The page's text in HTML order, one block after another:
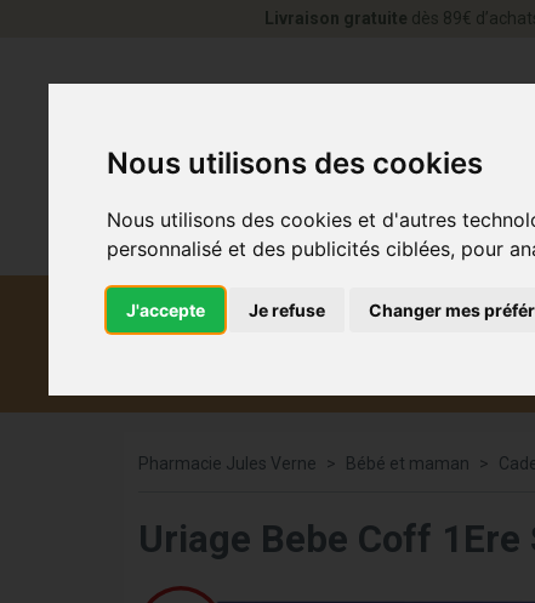
Nous utilisons des cookies
Nous utilisons des cookies et d'autres
personnalisé et des publicités ciblées, pour
J'accepte Je refuse Changer mes
Livraison gratuite dès 89€
Pharmacie Jules Verne Bébé et maman
Uriage Bebe Coff 1Ere